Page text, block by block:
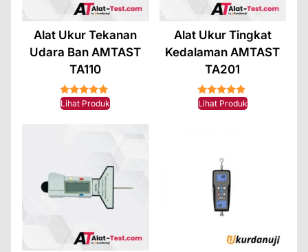
Alat Ukur Tekanan
Udara Ban AMTAST
TA110
★★★★★
Lihat Produk
Alat Ukur Tingkat
Kedalaman AMTAST
TA201
★★★★★
Lihat Produk